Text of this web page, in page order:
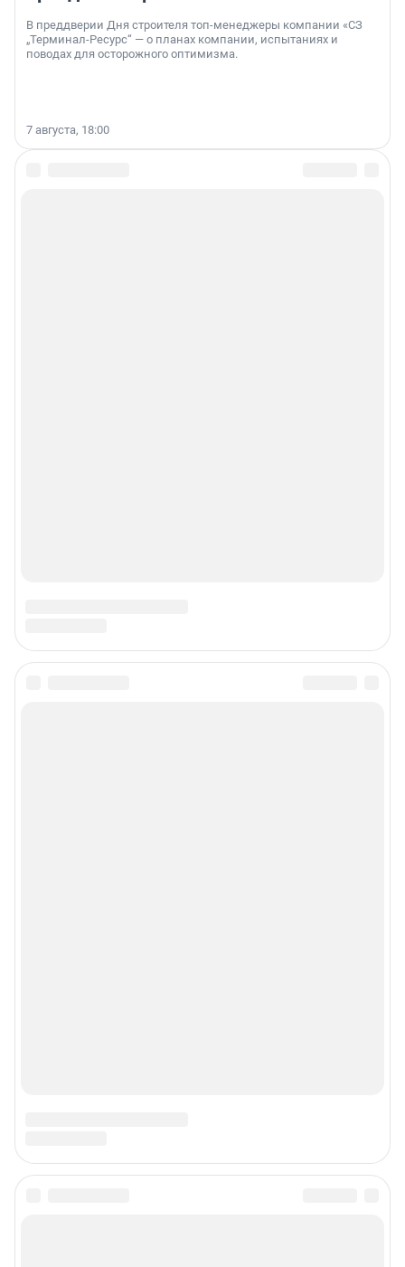
В преддверии Дня строителя топ-менеджеры компании «СЗ
„Терминал-Ресурс“ — о планах компании, испытаниях и
поводах для осторожного оптимизма.
7 августа, 18:00